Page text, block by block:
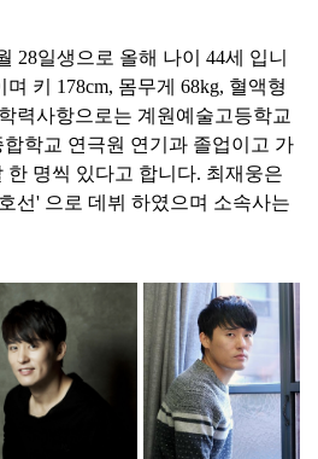
28일생으로 올해 나이 44세 입니
키 178cm, 몸무게 68kg, 혈액형
력사항으로는 계원예술고등학교
학교 연극원 연기과 졸업이고 가
한 명씩 있다고 합니다. 최재웅은
선' 으로 데뷔 하였으며 소속사는